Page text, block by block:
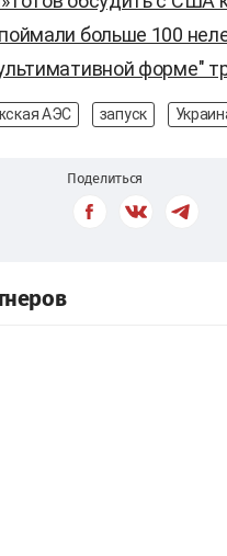
больше 100
форме"
АЭС запуск
Поделиться